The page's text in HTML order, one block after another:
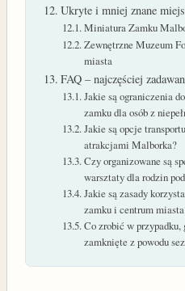
Ukryte i mniej znane
Miniatura Zamku
Zewnętrzne Muzeum
miasta
FAQ – najczęściej
Jakie są ograniczenia
zamku dla osób z
Jakie są opcje
atrakcjami Malborka?
Czy organizowane są
warsztaty dla rodzin
Jakie są zasady
zamku i centrum
Co zrobić w przypadku,
zamknięte z powodu